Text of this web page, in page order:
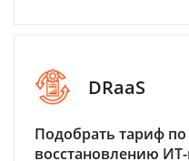
DRaaS
Подобрать тариф
восстановлению